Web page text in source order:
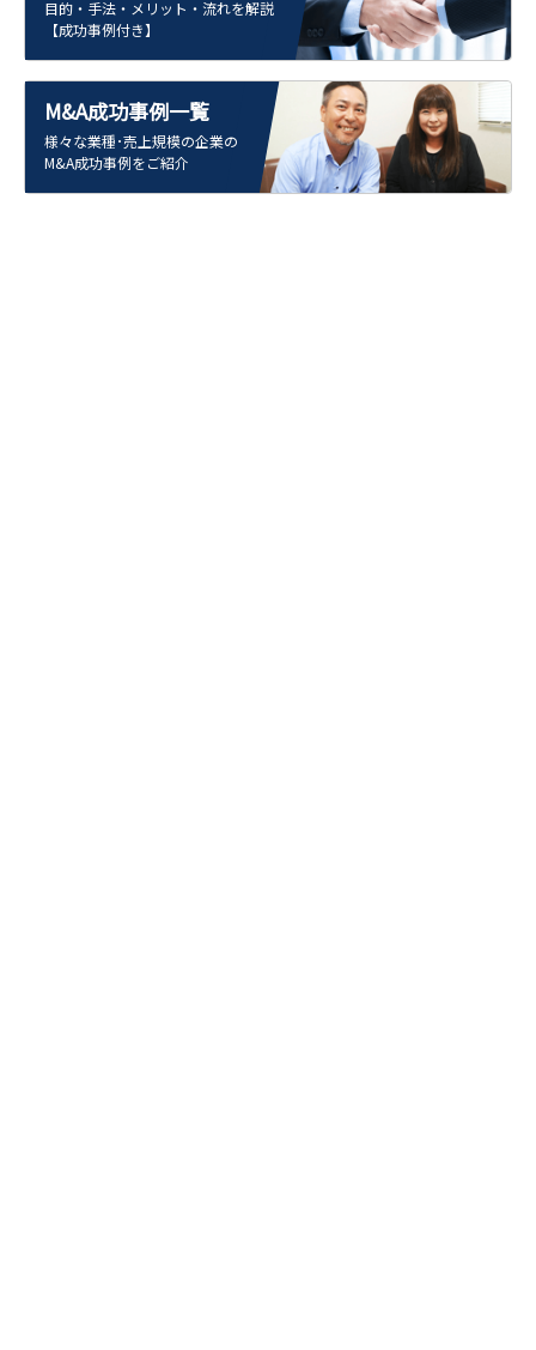
目的・手法・メリット・流れを解説
【成功事例付き】
M&A成功事例一覧
様々な業種･売上規模の企業の
M&A成功事例をご紹介